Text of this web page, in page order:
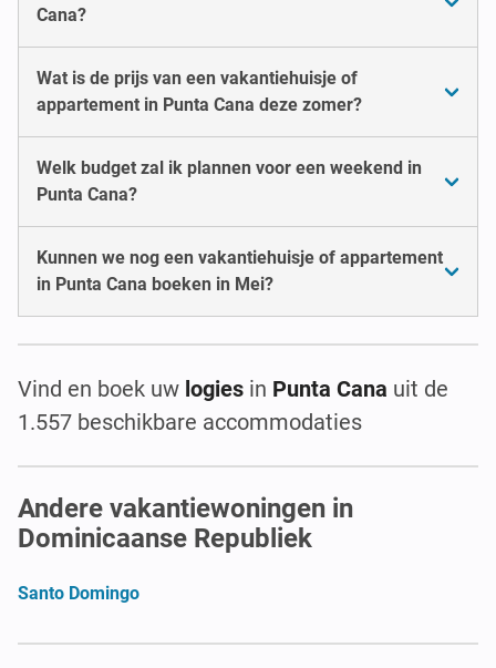
Cana?
Wat is de prijs van een vakantiehuisje of
appartement in Punta Cana deze zomer?
Welk budget zal ik plannen voor een weekend in
Punta Cana?
Kunnen we nog een vakantiehuisje of appartement
in Punta Cana boeken in Mei?
Vind en boek uw logies in Punta Cana uit de
1.557 beschikbare accommodaties
Andere vakantiewoningen in
Dominicaanse Republiek
Santo Domingo